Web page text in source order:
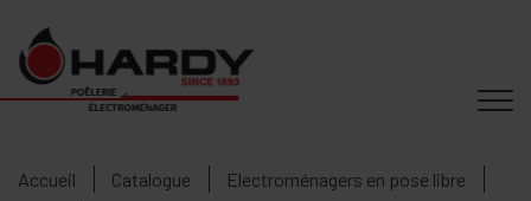
Accueil Catalogue
Electroménagers en pose libre